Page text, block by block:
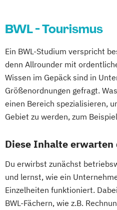
BWL - Tourismus
Ein BWL-Studium verspricht
denn Allrounder mit
Wissen im Gepäck sind in
Größenordnungen gefragt.
einen Bereich spezialisieren,
Gebiet zu werden, zum
Diese Inhalte
Du erwirbst zunächst
und lernst, wie ein
Einzelheiten funktioniert.
BWL-Fächern, wie z.B.